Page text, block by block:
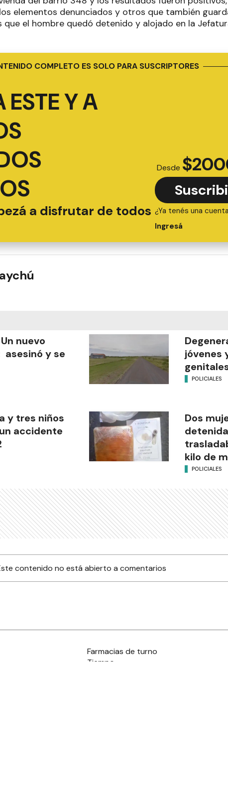
elementos denunciados y otros que también
que el hombre quedó detenido y alojado en la
COMPLETO ES SOLO PARA SUSCRIPTORES
ESTE Y A
a disfrutar de todos
Desde $
¿Ya tenés una
Ingresá
nuevo
y se
jóvenes
POLICIALES
y tres niños
accidente
Dos
kilo de
POLICIALES
contenido no está abierto a comentarios
Farmacias de turno
Tiempo